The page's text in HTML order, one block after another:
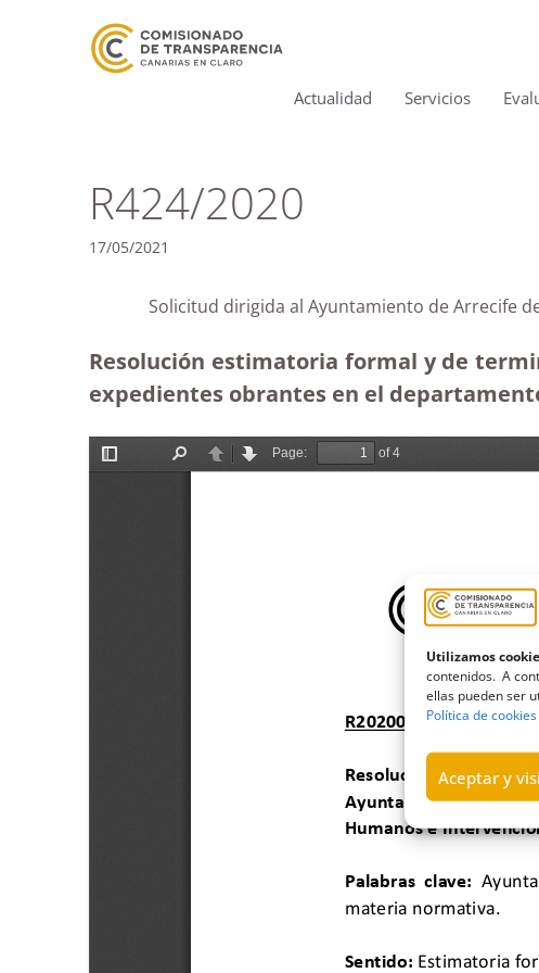
Utilizamos
contenidos. A
ellas pueden ser
Política de cookies
Aceptar y
Actualidad Servicios
R424/2020
17/05/2021
Solicitud dirigida al Ayuntamiento de Arrecife
Resolución estimatoria formal y de
expedientes obrantes en el